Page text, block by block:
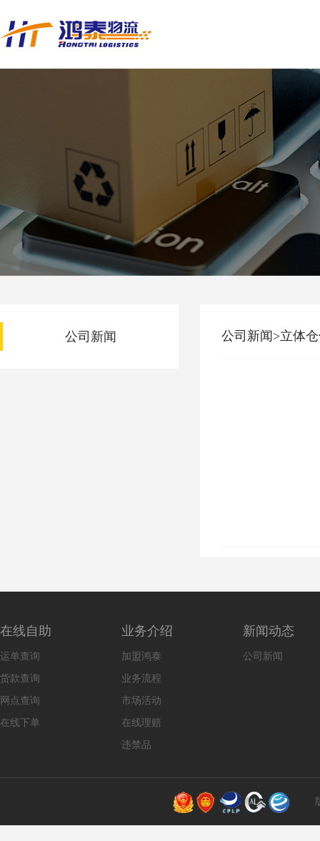
公司新闻 公司新闻>立体
在线自助
运单查询
货款查询
网点查询
在线下单
业务介绍
加盟鸿泰
业务流程
市场活动
在线理赔
违禁品
新闻动态
公司新闻